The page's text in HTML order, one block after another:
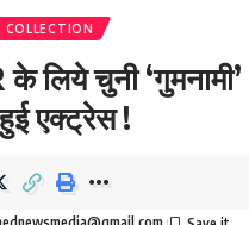
COLLECTION
के लिये चुनी
एक्ट्रेस !